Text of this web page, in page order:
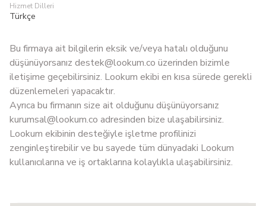
Hizmet Dilleri
Türkçe
Bu firmaya ait bilgilerin eksik ve/veya hatalı olduğunu
düşünüyorsanız destek@lookum.co üzerinden bizimle
iletişime geçebilirsiniz. Lookum ekibi en kısa sürede gerekli
düzenlemeleri yapacaktır.
Ayrıca bu firmanın size ait olduğunu düşünüyorsanız
kurumsal@lookum.co adresinden bize ulaşabilirsiniz.
Lookum ekibinin desteğiyle işletme profilinizi
zenginleştirebilir ve bu sayede tüm dünyadaki Lookum
kullanıcılarına ve iş ortaklarına kolaylıkla ulaşabilirsiniz.